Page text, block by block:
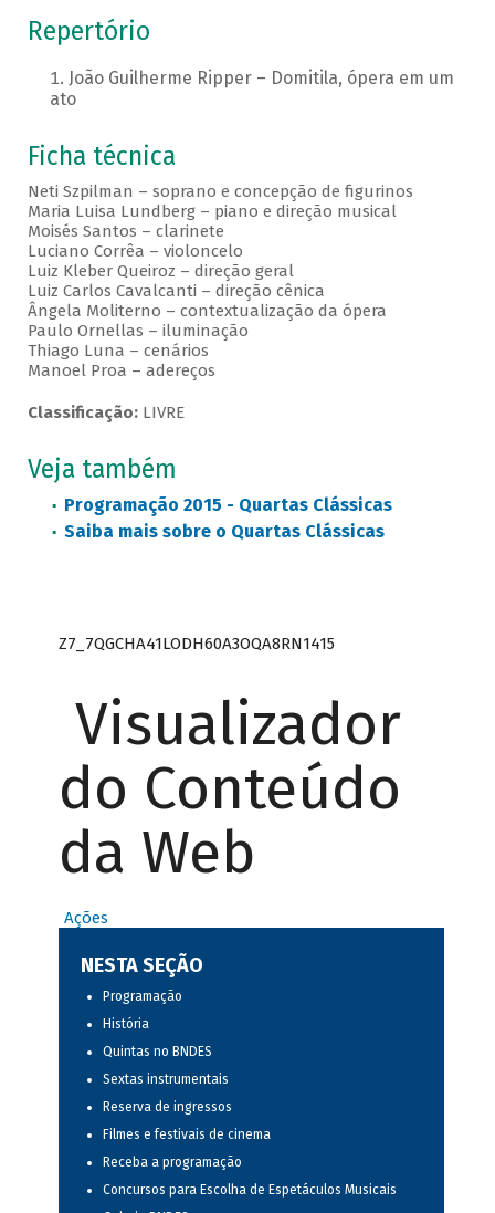
Repertório
João Guilherme Ripper – Domitila, ópera em um
ato
Ficha técnica
Neti Szpilman – soprano e concepção de figurinos
Maria Luisa Lundberg – piano e direção musical
Moisés Santos – clarinete
Luciano Corrêa – violoncelo
Luiz Kleber Queiroz – direção geral
Luiz Carlos Cavalcanti – direção cênica
Ângela Moliterno – contextualização da ópera
Paulo Ornellas – iluminação
Thiago Luna – cenários
Manoel Proa – adereços
Classificação:LIVRE
Veja também
Programação 2015 - Quartas Clássicas
Saiba mais sobre o Quartas Clássicas
Z7_7QGCHA41LODH60A3OQA8RN1415
Visualizador
do Conteúdo
da Web
Ações
NESTA SEÇÃO
Programação
História
Quintas no BNDES
Sextas instrumentais
Reserva de ingressos
Filmes e festivais de cinema
Receba a programação
Concursos para Escolha de Espetáculos Musicais